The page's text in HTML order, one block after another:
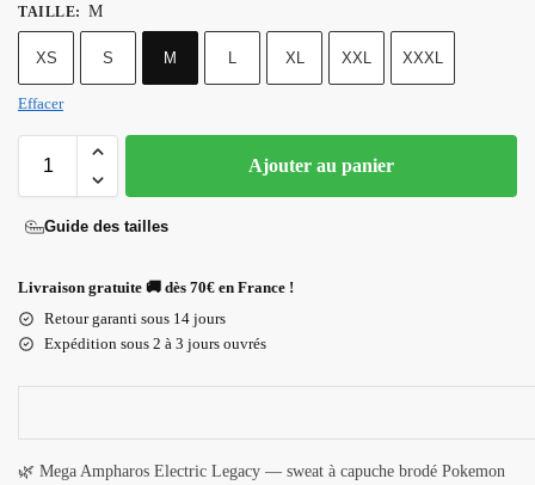
TAILLE: M
XS S M L XL XXL XXXL
Effacer
Ajouter au panier
Guide des tailles
Livraison gratuite 🚚 dès 70€ en France !
Retour garanti sous 14 jours
Expédition sous 2 à 3 jours ouvrés
🌿 Mega Ampharos Electric Legacy — sweat à capuche brodé Pokemon